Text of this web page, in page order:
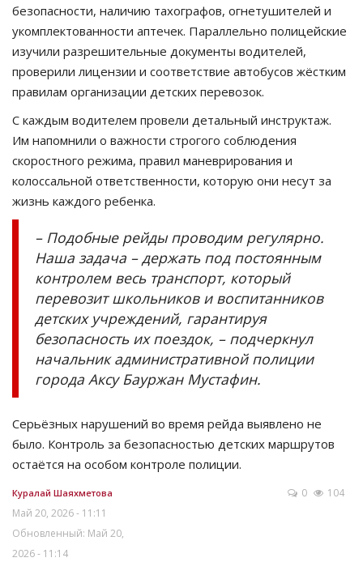
безопасности, наличию тахографов, огнетушителей и
укомплектованности аптечек. Параллельно полицейские
изучили разрешительные документы водителей,
проверили лицензии и соответствие автобусов жёстким
правилам организации детских перевозок.
С каждым водителем провели детальный инструктаж.
Им напомнили о важности строгого соблюдения
скоростного режима, правил маневрирования и
колоссальной ответственности, которую они несут за
жизнь каждого ребенка.
– Подобные рейды проводим регулярно.
Наша задача – держать под постоянным
контролем весь транспорт, который
перевозит школьников и воспитанников
детских учреждений, гарантируя
безопасность их поездок, – подчеркнул
начальник административной полиции
города Аксу Бауржан Мустафин.
Серьёзных нарушений во время рейда выявлено не
было. Контроль за безопасностью детских маршрутов
остаётся на особом контроле полиции.
Куралай Шаяхметова
Май 20, 2026 - 11:11
Обновленный: Май 20,
2026 - 11:14
0 104